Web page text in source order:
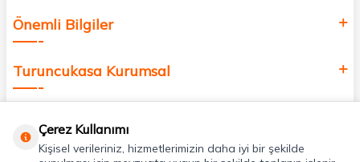
Önemli Bilgiler
Turuncukasa Kurumsal
Çerez Kullanımı
Kişisel verileriniz, hizmetlerimizin daha iyi bir şekilde